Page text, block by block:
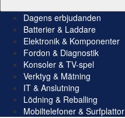
Dagens erbjudanden
Batterier & Laddare
Elektronik & Komponenter
Fordon & Diagnostik
Konsoler & TV-spel
Verktyg & Mätning
IT & Anslutning
Lödning & Reballing
Mobiltelefoner & Surfplattor